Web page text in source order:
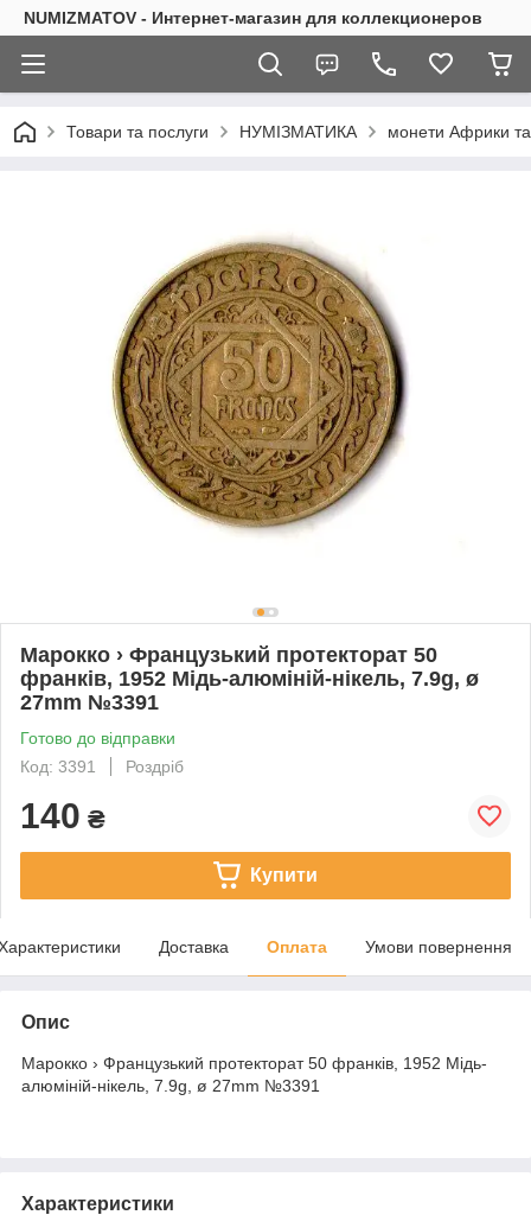
NUMIZMATOV - Интернет-магазин для коллекционеров
Товари та послуги НУМІЗМАТИКА монети Африки та
Марокко › Французький протекторат 50
франків, 1952 Мідь-алюміній-нікель, 7.9g, ø
27mm №3391
Готово до відправки
Код: 3391
Роздріб
140 ₴
Купити
Доставка Оплата Умови повернення
Опис
Марокко › Французький протекторат 50 франків, 1952 Мідь-
алюміній-нікель, 7.9g, ø 27mm №3391
Характеристики